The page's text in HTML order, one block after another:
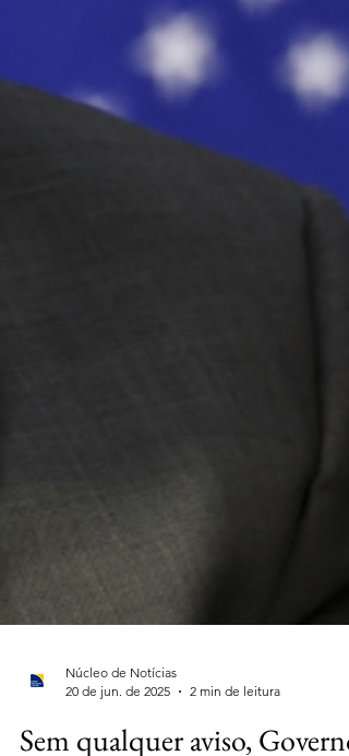
Núcleo de Notícias
20 de jun. de 2025
2 min de leitura